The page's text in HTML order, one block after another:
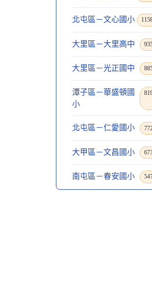
北屯區－文心國小
大里區－大里高中
大里區－光正國中
潭子區－華盛頓國
小
北屯區－仁愛國小
大甲區－文昌國小
南屯區－春安國小